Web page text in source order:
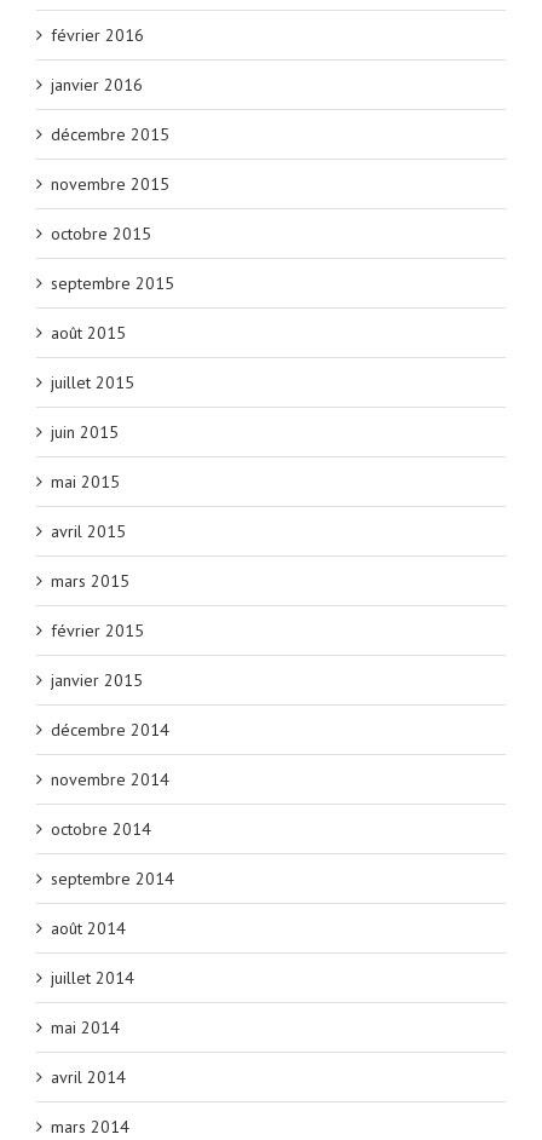
février 2016
janvier 2016
décembre 2015
novembre 2015
octobre 2015
septembre 2015
août 2015
juillet 2015
juin 2015
mai 2015
avril 2015
mars 2015
février 2015
janvier 2015
décembre 2014
novembre 2014
octobre 2014
septembre 2014
août 2014
juillet 2014
mai 2014
avril 2014
mars 2014